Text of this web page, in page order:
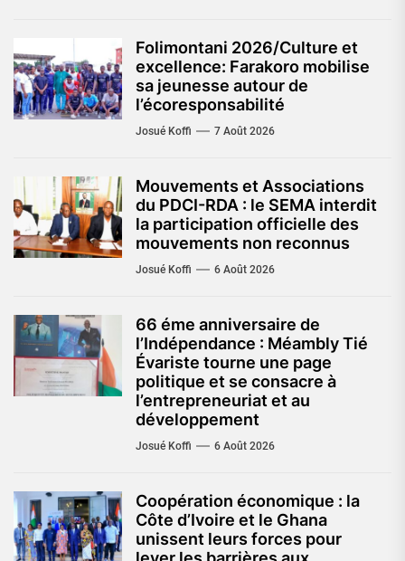
Folimontani 2026/Culture et
excellence: Farakoro mobilise
sa jeunesse autour de
l’écoresponsabilité
Josué Koffi 7 Août 2026
Mouvements et Associations
du PDCI-RDA : le SEMA interdit
la participation officielle des
mouvements non reconnus
Josué Koffi 6 Août 2026
66 éme anniversaire de
l’Indépendance : Méambly Tié
Évariste tourne une page
politique et se consacre à
l’entrepreneuriat et au
développement
Josué Koffi 6 Août 2026
Coopération économique : la
Côte d’Ivoire et le Ghana
unissent leurs forces pour